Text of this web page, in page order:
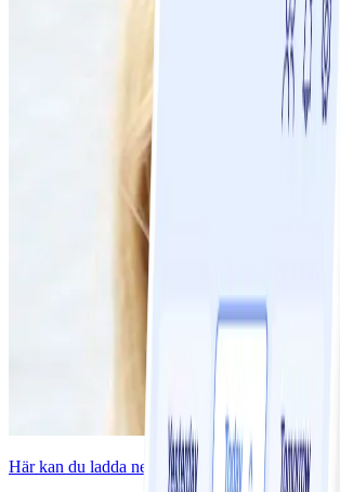
Här kan du ladda ner en PDF av veckans strategi.